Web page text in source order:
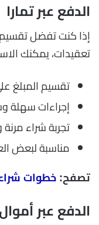
الدفع عبر تمارا
إذا كنت تفضل
تعقيدات، يمكنك
تقسيم المبلغ على 4
إجراءات سهلة
تجربة شراء
مناسبة لبعض
تصفح: خطوات
الدفع عبر أموال